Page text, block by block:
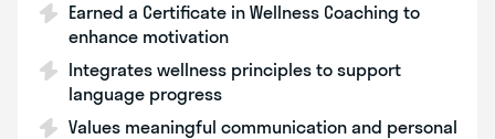
Earned a Certificate in Wellness Coaching to
enhance motivation
Integrates wellness principles to support
language progress
Values meaningful communication and personal